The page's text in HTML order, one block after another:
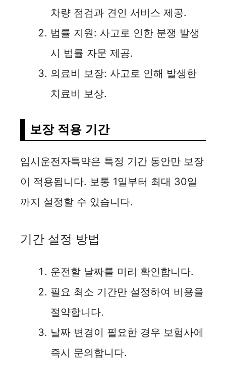
차량 점검과 견인 서비스 제공.
법률 지원: 사고로 인한 분쟁 발생
시 법률 자문 제공.
의료비 보장: 사고로 인해 발생한
치료비 보상.
보장 적용 기간
임시운전자특약은 특정 기간 동안만 보장
이 적용됩니다. 보통 1일부터 최대 30일
까지 설정할 수 있습니다.
기간 설정 방법
운전할 날짜를 미리 확인합니다.
필요 최소 기간만 설정하여 비용을
절약합니다.
날짜 변경이 필요한 경우 보험사에
즉시 문의합니다.